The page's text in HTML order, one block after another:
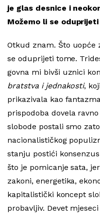
je glas desnice i
Možemo li se
Otkud znam. Što uopće
se oduprijeti tome.
govna mi bivši uznici
bratstva i jednakosti,
prikazivala kao
prispodoba dovela
slobode postali smo
nacionalističkog
stanju postići
što je pomicanje sata,
zakoni, energetika,
kapitalistički koncept
probavljiv. Devet